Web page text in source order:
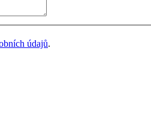
údajů.